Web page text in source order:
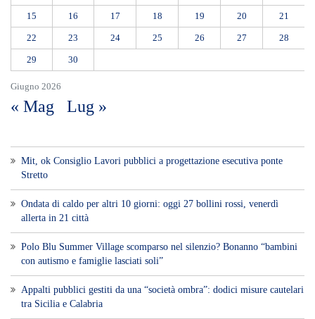
Giugno 2026
15 16 17 18 19 20 21
22 23 24 25 26 27 28
29 30
« Mag Lug »
Mit, ok Consiglio Lavori pubblici a progettazione esecutiva ponte
Stretto
Ondata di caldo per altri 10 giorni: oggi 27 bollini rossi, venerdì
allerta in 21 città
Polo Blu Summer Village scomparso nel silenzio? Bonanno “bambini
con autismo e famiglie lasciati soli”
Appalti pubblici gestiti da una “società ombra”: dodici misure cautelari
tra Sicilia e Calabria